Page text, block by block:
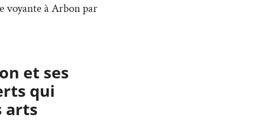
voyante à Arbon par
et ses
qui
arts